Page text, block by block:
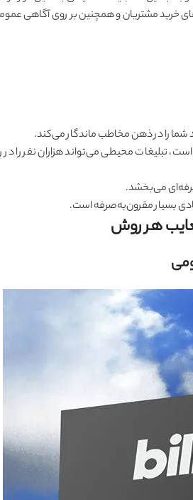
خرید مشتریان و همچنین بر روی آگاهی
شما را در ذهن مخاطب ماندگار می‌کند.
تبلیغات محیطی می‌تواند هزاران نفر را در
حرفه‌ای می‌بخشد.
بسیار مقرون‌به‌صرفه است.
هر روش